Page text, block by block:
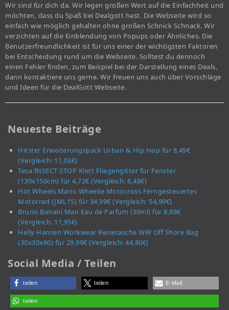
Wir sind für dich da. Wir legen großen Wert auf die Einfachheit und
möchten, dass du Spaß bei Dealgott hast. Die Webseite wird so
einfach wie möglich gehalten ohne großen Schnick Schnack. Wir
verzichten auf die Einblendung von Popups oder Ähnliches. Die
Benutzerfreundlichkeit ist für uns einer der wichtigsten Faktoren
bei Entscheidung rund um die Webseite. Solltest du dennoch
einen Fehler finden, zum Beispiel bei der Darstellung eines Deals,
dann kontaktiere uns gerne. Wir freuen uns auch über Vorschläge
und Ideen für die DealGott Webseite.
Neueste Beiträge
Hitster Erweiterungspack Urban & Hip Hop für 8,49€
(Vergleich: 11,03€)
Tesa INSECT STOP Klett Fliegengitter für Fenster
(130x150cm) für 4,72€ (Vergleich: 6,48€)
Hot Wheels Mario Wheelie Motocross Ferngesteuertes
Motorrad (JML15) für 34,99€ (Vergleich: 54,99€)
Bruno Banani Man Eau de Parfum (30ml) für 8,88€
(Vergleich: 11,95€)
Helly Hansen Workwear Reisetasche WW Off Shore Bag
(30x30x60) für 29,99€ (Vergleich: 44,80€)
Social Media / Teilen
teilen teilen E-Mail
teilen